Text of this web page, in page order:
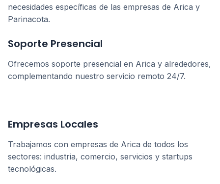
necesidades específicas de las empresas de Arica y
Parinacota.
Soporte Presencial
Ofrecemos soporte presencial en Arica y alrededores,
complementando nuestro servicio remoto 24/7.
Empresas Locales
Trabajamos con empresas de Arica de todos los
sectores: industria, comercio, servicios y startups
tecnológicas.